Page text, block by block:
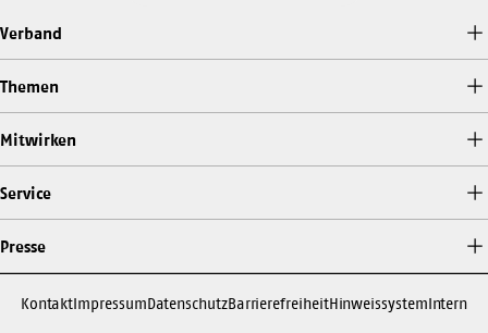
Verband
Themen
Mitwirken
Service
Presse
KontaktImpressumDatenschutzBarrierefreiheitHinweissystemIntern